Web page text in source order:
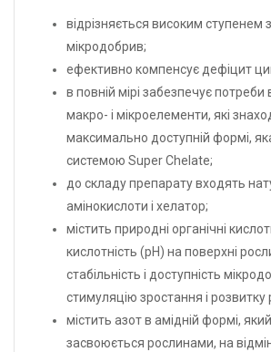
відрізняється високим ступенем
мікродобрив;
ефективно компенсує дефіцит
в повній мірі забезпечує потреби
макро- і мікроелементи, які
максимально доступній формі,
системою Super Chelate;
до складу препарату входять
амінокислоти і хелатор;
містить природні органічні
кислотність (pH) на поверхні
стабільність і доступність
стимуляцію зростання і розвитку
містить азот в амідній формі,
засвоюється рослинами, на